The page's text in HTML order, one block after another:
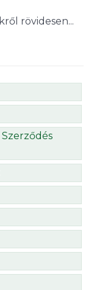
rövidesen...